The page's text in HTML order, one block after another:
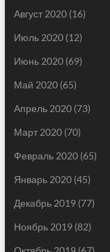
Август 2020(16)
Июль 2020(12)
Июнь 2020(69)
Май 2020(65)
Апрель 2020(73)
Март 2020(70)
Февраль 2020(65)
Январь 2020(45)
Декабрь 2019(77)
Ноябрь 2019(82)